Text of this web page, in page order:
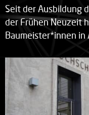
Seit der Ausbildung
der Frühen Neuzeit
Baumeister*innen in